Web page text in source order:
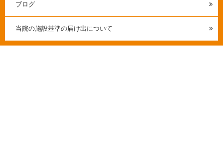
ブログ
当院の施設基準の届け出について